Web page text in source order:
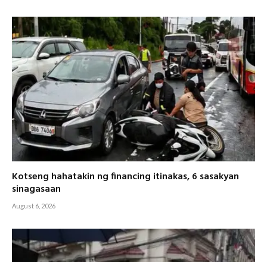
Kotseng hahatakin ng financing itinakas, 6 sasakyan
sinagasaan
August 6, 2026